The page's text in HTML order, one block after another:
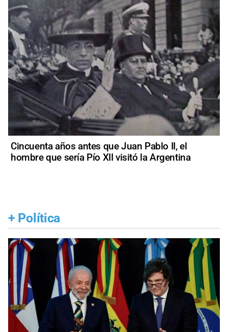
Cincuenta años antes que Juan Pablo II, el
hombre que sería Pío XII visitó la Argentina
+ Política